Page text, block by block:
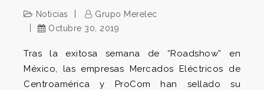
Noticias
Grupo Merelec
Octubre 30, 2019
Tras la exitosa semana de “Roadshow” en
México, las empresas Mercados Eléctricos de
Centroamérica y ProCom han sellado su